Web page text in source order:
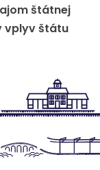
štátnej
vplyv štátu